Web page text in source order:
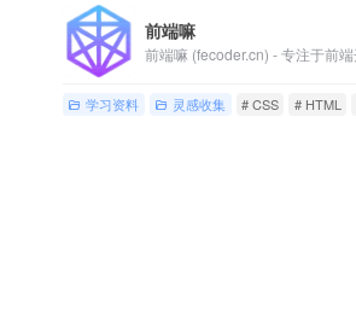
前端嘛
学习资料 灵感收集 # CSS # HTML